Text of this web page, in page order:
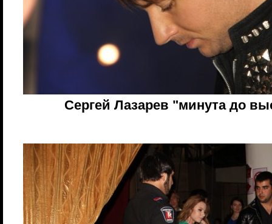
Сергей Лазарев "минута до